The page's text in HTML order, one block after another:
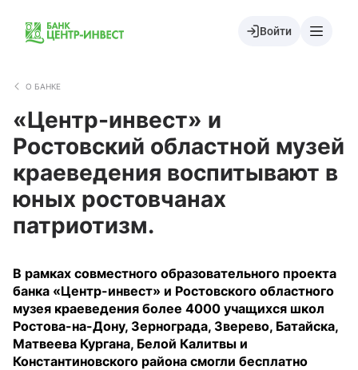
Войти
О БАНКЕ
«Центр-инвест» и
Ростовский областной музей
краеведения воспитывают в
юных ростовчанах
патриотизм.
В рамках совместного образовательного проекта
банка «Центр-инвест» и Ростовского областного
музея краеведения более 4000 учащихся школ
Ростова-на-Дону, Зернограда, Зверево, Батайска,
Матвеева Кургана, Белой Калитвы и
Константиновского района смогли бесплатно